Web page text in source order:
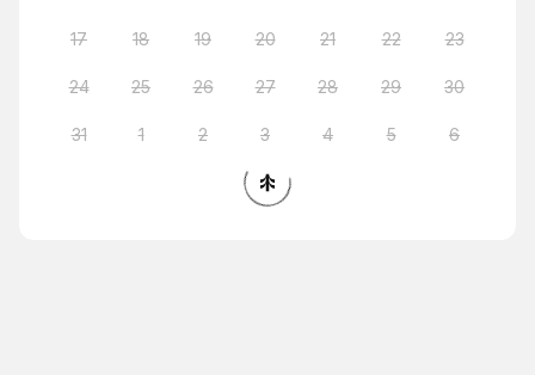
17 18 19 20 21 22 23
24 25 26 27 28 29 30
31 1 2 3 4 5 6